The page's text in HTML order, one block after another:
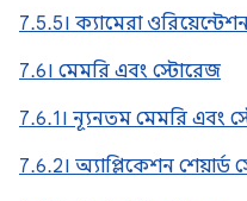
7.5.5। ক্যামেরা
7.6। মেমরি এবং স্টোরেজ
7.6.1। ন্যূনতম মেমরি এবং
7.6.2। অ্যাপ্লিকেশন শেয়ার্ড